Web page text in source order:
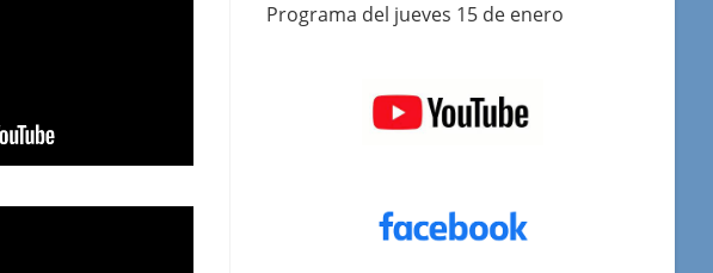
Programa del jueves 15 de enero